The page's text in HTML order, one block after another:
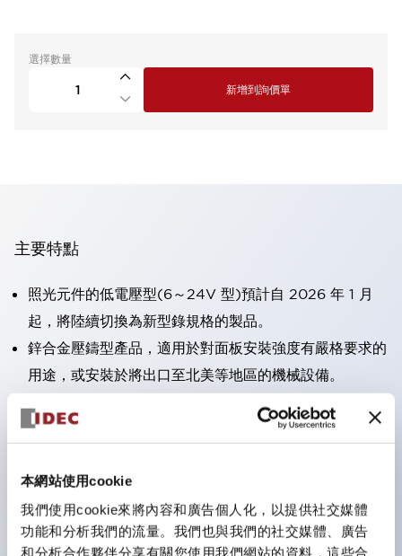
本網站使用cookie
我們使用cookie來將內容和廣告個人化，以提供社交媒體
功能和分析我們的流量。我們也與我們的社交媒體、廣告
和分析合作夥伴分享有關您使用我們網站的資料，這些合
選擇數量
新增到詢價單
主要特點
照光元件的低電壓型(6～24V 型)預計自 2026 年 1 月
起，將陸續切換為新型錄規格的製品。
鋅合金壓鑄型產品，適用於對面板安裝強度有嚴格要求的
用途，或安裝於將出口至北美等地區的機械設備。
採用HW-U 型接點塊，該接點塊具備手指保護結構、螺
絲彈升端子構造且對應IP20 保護等級 。
壓最高可支援至 240V。
一顆 LED 燈泡即可呈現六種顏色（LSRD 燈泡）。以往
需分色管理的 LED 燈泡，如今可用單一顆燈泡呈現多種